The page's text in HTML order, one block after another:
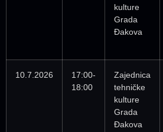
kulture
Grada
Đakova
10.7.2026
17:00-
18:00
Zajednica
tehničke
kulture
Grada
Đakova